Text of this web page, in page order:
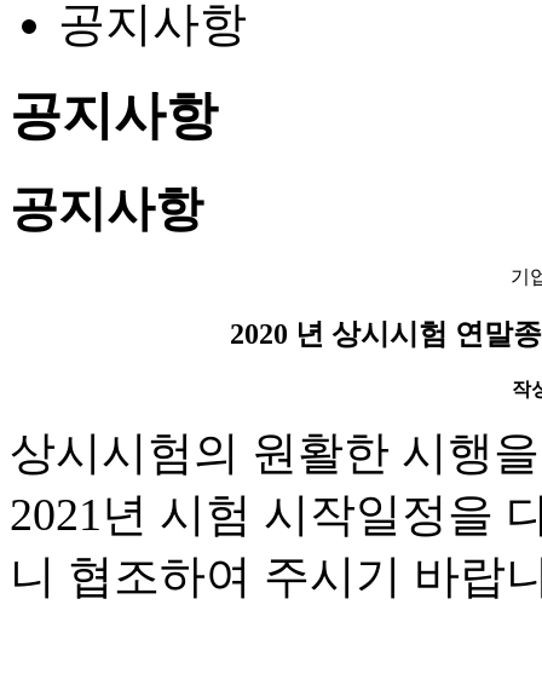
공지사항
공지사항
공지사항
기
2020 년 상시시험 연말
작
상시시험의 원활한 시행
2021년 시험 시작일정을
니 협조하여 주시기 바랍